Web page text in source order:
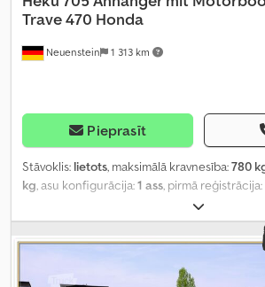
Neuenstein 1 313 km
Trave 470 Honda
Pieprasīt
Stāvoklis: lietots, maksimālā kravnesība:780
kg, asu konfigurācija:1 ass, pirmā reģistrācija: